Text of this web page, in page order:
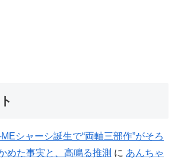
シャーシ誕生で“両軸三部作”がそろ
めた事実と、高鳴る推測 に あんちゃ